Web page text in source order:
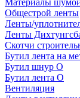
Материалы
Общестрой ленты
Ленты/
Ленты
Скотчи
Бутил лента на
Бутил шнур О
Бутил лента О
Вентиляция